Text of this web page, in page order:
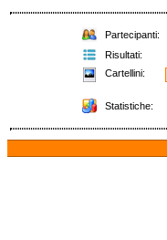
Partecipanti:
Risultati:
Cartellini:
Statistiche: